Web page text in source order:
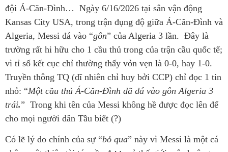
đội Á-Căn-Đình… Ngày 6/16/2026 tại sân vận động
Kansas City USA, trong trận đụng độ giữa Á-Căn-Đình và
Algeria, Messi đá vào “gôn” của Algeria 3 lần. Đây là
trường rất hi hữu cho 1 cầu thủ trong của trận cầu quốc tế;
vì tỉ số kết cục chỉ thường thấy vỏn vẹn là 0-0, hay 1-0.
Truyền thông TQ (dĩ nhiên chỉ huy bởi CCP) chỉ đọc 1 tin
nhỏ: “Một cầu thủ Á-Căn-Đình đã đá vào gôn Algeria 3
trái.” Trong khi tên của Messi không hề được đọc lên để
cho mọi người dân Tầu biết (?)
Có lẽ lý do chính của sự “bỏ qua” này vì Messi là một cá